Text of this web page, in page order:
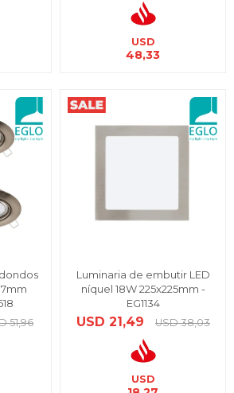
USD
48,33
51,96
Luminaria de embutir LED
níquel 18W 225x225mm -
EG1134
USD 21,49 USD 38,03
USD